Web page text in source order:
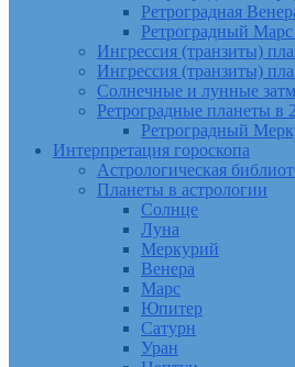
Ретроградная
Ретроградный
Ингрессия (транзиты)
Ингрессия (транзиты)
Солнечные и лунные
Ретроградные планеты в
Ретроградный
Интерпретация гороскопа
Астрологическая
Планеты в астрологии
Солнце
Луна
Меркурий
Венера
Марс
Юпитер
Сатурн
Уран